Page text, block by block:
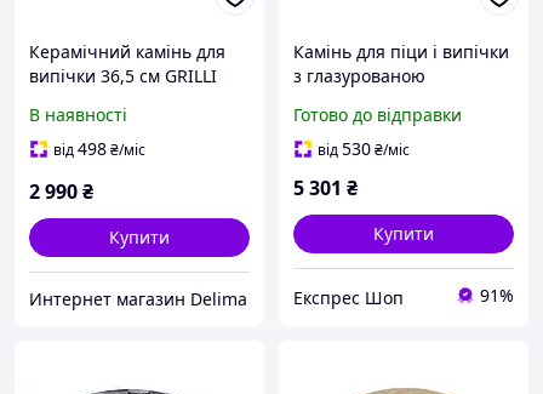
Керамічний камінь для
випічки 36,5 см GRILLI
В наявності
від498₴/міс
2 990₴
Купити
Интернет магазин Delima
Камінь для піци і випічки
з глазурованою
PG00338 Код: 004214
Готово до відправки
від530₴/міс
5 301 ₴
Купити
Експрес Шоп 91%